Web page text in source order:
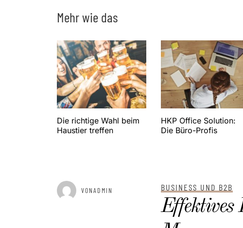
Mehr wie das
Die richtige Wahl beim
Haustier treffen
HKP Office Solution:
Die Büro-Profis
GEPOSTET AM MÄRZ 4, 2025
VONADMIN BUSINESS UND B2B
Effektives